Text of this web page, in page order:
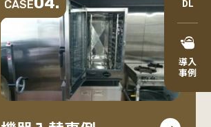
DL
導入
事例
CASE